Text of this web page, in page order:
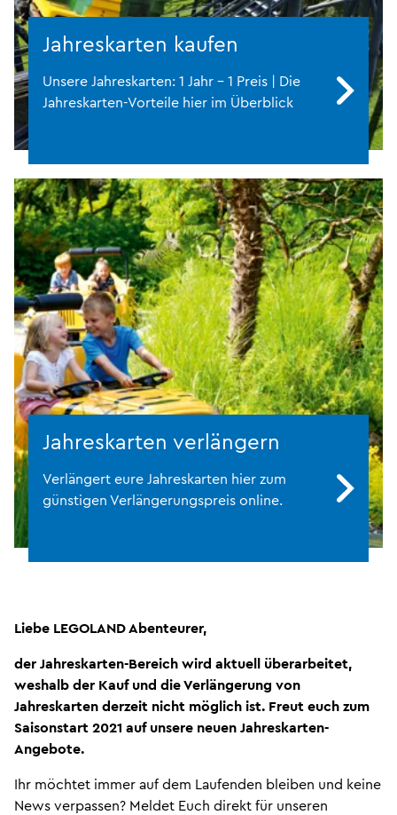
Jahreskarten kaufen
Unsere Jahreskarten: 1 Jahr - 1 Preis | Die
Jahreskarten-Vorteile hier im Überblick
Jahreskarten verlängern
Verlängert eure Jahreskarten hier zum
günstigen Verlängerungspreis online.
Liebe LEGOLAND Abenteurer,
der Jahreskarten-Bereich wird aktuell überarbeitet,
weshalb der Kauf und die Verlängerung von
Jahreskarten derzeit nicht möglich ist. Freut euch zum
Saisonstart 2021 auf unsere neuen Jahreskarten-
Angebote.
Ihr möchtet immer auf dem Laufenden bleiben und keine
News verpassen? Meldet Euch direkt für unseren